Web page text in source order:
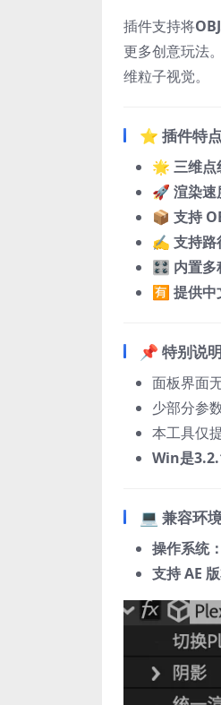
插件支持将
更多创意玩法
维粒子视觉。
⭐ 插件特点
🌟 三维点
🚀 渲染速
📦 支持
✍️ 支持路
🎛 内置
🈶 提供中
📌 特别说明
面板界面
少部分参
本工具仅
Win是
💻 兼容环
操作系统：
支持 AE 版